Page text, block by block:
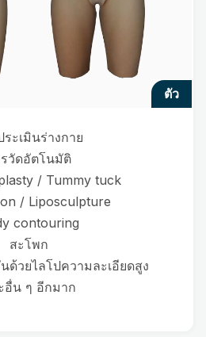
ตัว
ระเมินร่างกาย
วัดอัตโนมัติ
/ Tummy tuck
/ Liposculpture
contouring
สะโพก
ด้วยไลโปความละเอียดสูง
อื่น ๆ อีกมาก